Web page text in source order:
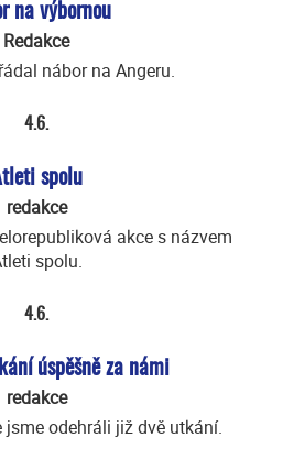
na výbornou
Redakce
nábor na Angeru.
4.6.
spolu
redakce
akce s názvem
spolu.
4.6.
úspěšně za námi
redakce
jsme odehráli již dvě utkání.